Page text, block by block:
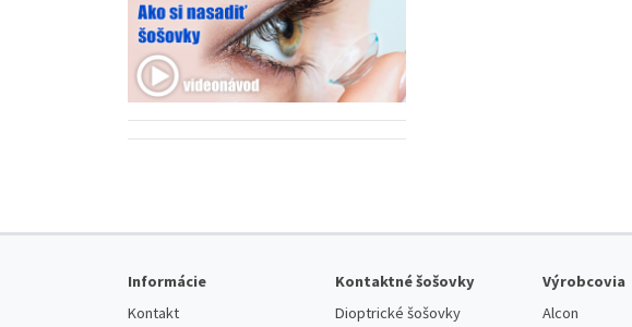
Informácie
Kontakt
Kontaktné šošovky
Dioptrické šošovky
Výrobcovia
Alcon